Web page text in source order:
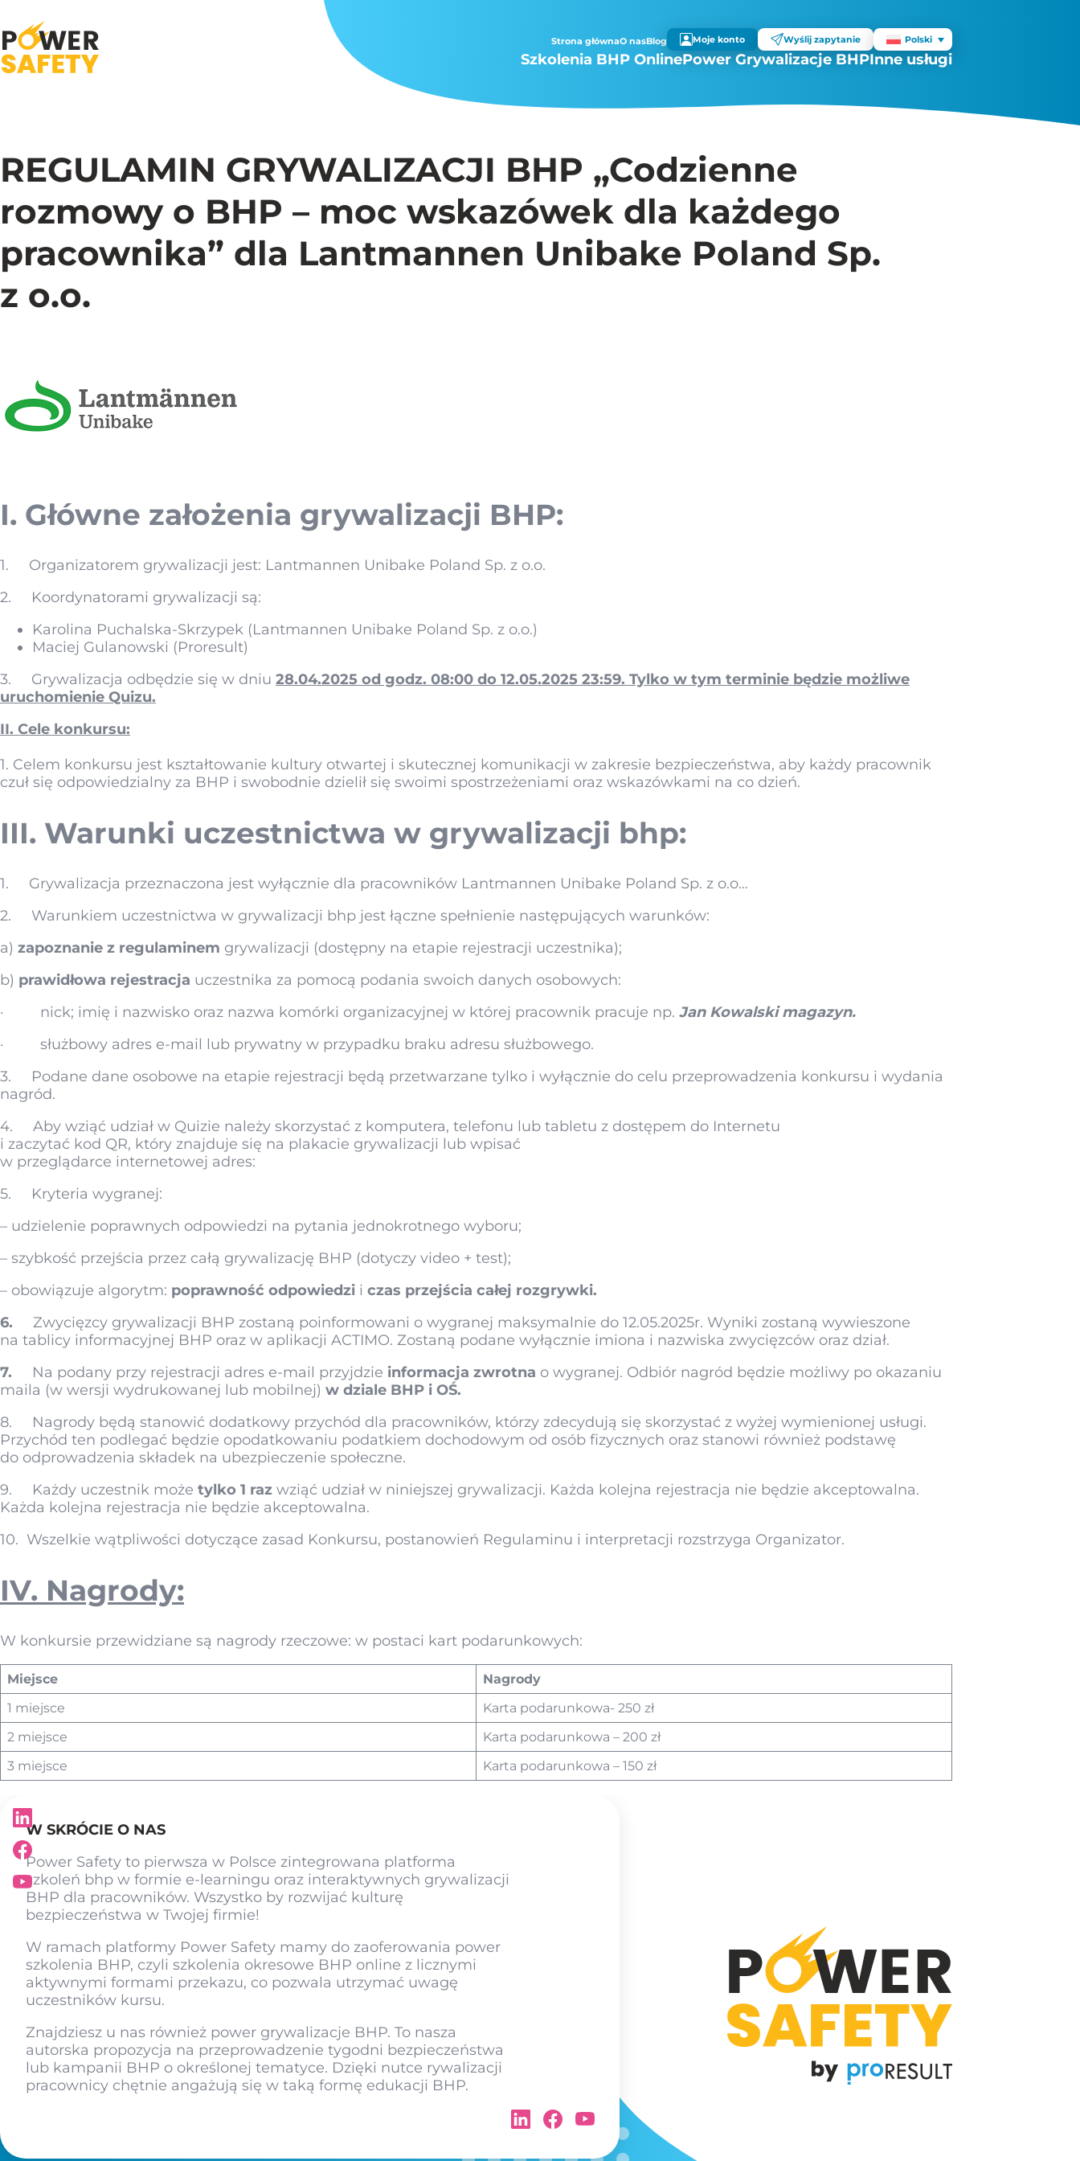
Strona głównaO nasBlog Moje konto Wyślij zapytanie Polski
Szkolenia BHP OnlinePower Grywalizacje BHPInne usługi
REGULAMIN GRYWALIZACJI BHP „Codzienne
rozmowy o BHP – moc wskazówek dla każdego
pracownika” dla Lantmannen Unibake Poland Sp.
z o.o.
I. Główne założenia grywalizacji BHP:
1. Organizatorem grywalizacji jest: Lantmannen Unibake Poland Sp. z o.o.
2. Koordynatorami grywalizacji są:
Karolina Puchalska-Skrzypek (Lantmannen Unibake Poland Sp. z o.o.)
Maciej Gulanowski (Proresult)
3. Grywalizacja odbędzie się w dniu 28.04.2025 od godz. 08:00 do 12.05.2025 23:59. Tylko w tym terminie będzie możliwe
uruchomienie Quizu.
II. Cele konkursu:
1. Celem konkursu jest kształtowanie kultury otwartej i skutecznej komunikacji w zakresie bezpieczeństwa, aby każdy pracownik
czuł się odpowiedzialny za BHP i swobodnie dzielił się swoimi spostrzeżeniami oraz wskazówkami na co dzień.
III. Warunki uczestnictwa w grywalizacji bhp:
1. Grywalizacja przeznaczona jest wyłącznie dla pracowników Lantmannen Unibake Poland Sp. z o.o…
2. Warunkiem uczestnictwa w grywalizacji bhp jest łączne spełnienie następujących warunków:
a) zapoznanie z regulaminem grywalizacji (dostępny na etapie rejestracji uczestnika);
b) prawidłowa rejestracja uczestnika za pomocą podania swoich danych osobowych:
· nick; imię i nazwisko oraz nazwa komórki organizacyjnej w której pracownik pracuje np. Jan Kowalski magazyn.
· służbowy adres e-mail lub prywatny w przypadku braku adresu służbowego.
3. Podane dane osobowe na etapie rejestracji będą przetwarzane tylko i wyłącznie do celu przeprowadzenia konkursu i wydania
nagród.
4. Aby wziąć udział w Quizie należy skorzystać z komputera, telefonu lub tabletu z dostępem do Internetu
i zaczytać kod QR, który znajduje się na plakacie grywalizacji lub wpisać
w przeglądarce internetowej adres:
5. Kryteria wygranej:
– udzielenie poprawnych odpowiedzi na pytania jednokrotnego wyboru;
– szybkość przejścia przez całą grywalizację BHP (dotyczy video + test);
– obowiązuje algorytm: poprawność odpowiedzi i czas przejścia całej rozgrywki.
6. Zwycięzcy grywalizacji BHP zostaną poinformowani o wygranej maksymalnie do 12.05.2025r. Wyniki zostaną wywieszone
na tablicy informacyjnej BHP oraz w aplikacji ACTIMO. Zostaną podane wyłącznie imiona i nazwiska zwycięzców oraz dział.
7. Na podany przy rejestracji adres e-mail przyjdzie informacja zwrotna o wygranej. Odbiór nagród będzie możliwy po okazaniu
maila (w wersji wydrukowanej lub mobilnej) w dziale BHP i OŚ.
8. Nagrody będą stanowić dodatkowy przychód dla pracowników, którzy zdecydują się skorzystać z wyżej wymienionej usługi.
Przychód ten podlegać będzie opodatkowaniu podatkiem dochodowym od osób fizycznych oraz stanowi również podstawę
do odprowadzenia składek na ubezpieczenie społeczne.
9. Każdy uczestnik może tylko 1 raz wziąć udział w niniejszej grywalizacji. Każda kolejna rejestracja nie będzie akceptowalna.
Każda kolejna rejestracja nie będzie akceptowalna.
10. Wszelkie wątpliwości dotyczące zasad Konkursu, postanowień Regulaminu i interpretacji rozstrzyga Organizator.
IV. Nagrody:
W konkursie przewidziane są nagrody rzeczowe: w postaci kart podarunkowych:
Miejsce
Nagrody
1 miejsce
Karta podarunkowa- 250 zł
2 miejsce
Karta podarunkowa – 200 zł
3 miejsce
Karta podarunkowa – 150 zł
W SKRÓCIE O NAS
Power Safety to pierwsza w Polsce zintegrowana platforma
szkoleń bhp w formie e-learningu oraz interaktywnych grywalizacji
BHP dla pracowników. Wszystko by rozwijać kulturę
bezpieczeństwa w Twojej firmie!
W ramach platformy Power Safety mamy do zaoferowania power
szkolenia BHP, czyli szkolenia okresowe BHP online z licznymi
aktywnymi formami przekazu, co pozwala utrzymać uwagę
uczestników kursu.
Znajdziesz u nas również power grywalizacje BHP. To nasza
autorska propozycja na przeprowadzenie tygodni bezpieczeństwa
lub kampanii BHP o określonej tematyce. Dzięki nutce rywalizacji
pracownicy chętnie angażują się w taką formę edukacji BHP.